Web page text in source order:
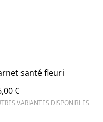
santé fleuri
€
VARIANTES DISPONIBLES